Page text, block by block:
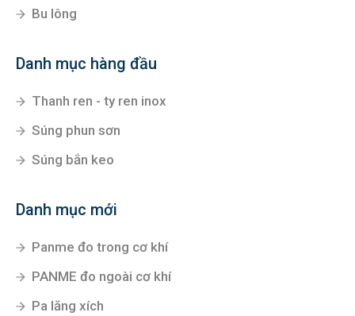
Bu lông
Danh mục hàng đầu
Thanh ren - ty ren inox
Súng phun sơn
Súng bắn keo
Danh mục mới
Panme đo trong cơ khí
PANME đo ngoài cơ khí
Pa lăng xích